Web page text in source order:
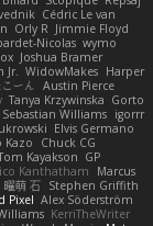
Cédric Le van
Orly R Jimmie Floyd
Nicolas wymo
Joshua Bramer
Jr. WidowMakes Harper
こーん Austin Pierce
Tanya Krzywinska Gorto
Sebastian Williams igorrr
Elvis Germano
Kazo
Chuck CG
Kayakson GP
Kanthatham
Marcus
曜萌 石 Stephen Griffith
Pixel Alex Söderström
KerriTheWriter